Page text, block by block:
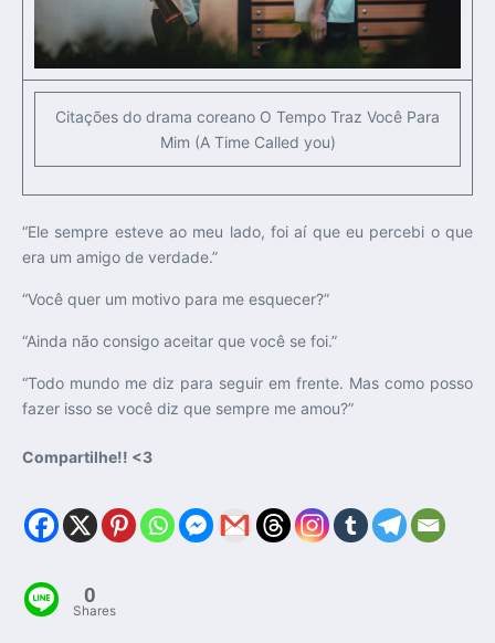
Citações do drama coreano O Tempo Traz Você Para
Mim (A Time Called you)
“Ele sempre esteve ao meu lado, foi aí que eu percebi o que
era um amigo de verdade.”
“Você quer um motivo para me esquecer?”
“Ainda não consigo aceitar que você se foi.”
“Todo mundo me diz para seguir em frente. Mas como posso
fazer isso se você diz que sempre me amou?”
Compartilhe!! <3
0
Shares